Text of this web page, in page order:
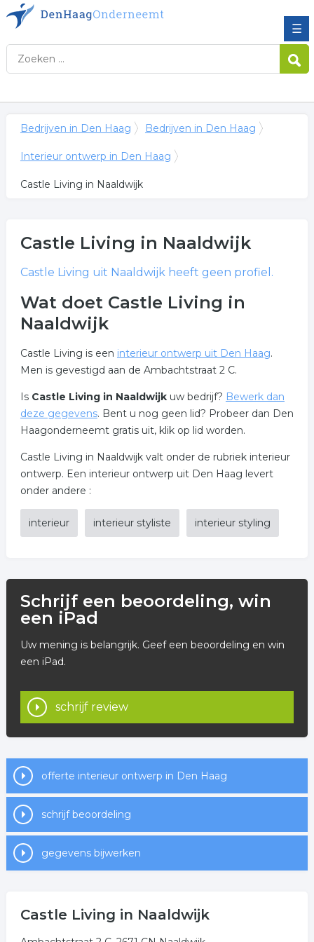
☰
Bedrijven in Den Haag Bedrijven in Den Haag
Interieur ontwerp in Den Haag
Castle Living in Naaldwijk
Castle Living in Naaldwijk
Castle Living uit Naaldwijk heeft geen profiel.
Wat doet Castle Living in
Naaldwijk
Castle Living is een interieur ontwerp uit Den Haag.
Men is gevestigd aan de Ambachtstraat 2 C.
Is Castle Living in Naaldwijkuw bedrijf? Bewerk dan
deze gegevens. Bent u nog geen lid? Probeer dan Den
Haagonderneemt gratis uit, klik op lid worden.
Castle Living in Naaldwijk valt onder de rubriek interieur
ontwerp. Een interieur ontwerp uit Den Haag levert
onder andere :
interieur interieur styliste interieur styling
Schrijf een beoordeling, win
een iPad
Uw mening is belangrijk. Geef een beoordeling en win
een iPad.
schrijf review
offerte interieur ontwerp in Den Haag
schrijf beoordeling
gegevens bijwerken
Castle Living in Naaldwijk